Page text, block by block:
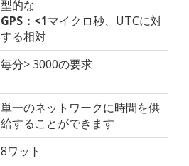
型的な
GPS：<1マイクロ秒、UTCに対
する相対
毎分> 3000の要求
単一のネットワークに時間を供
給することができます
8ワット